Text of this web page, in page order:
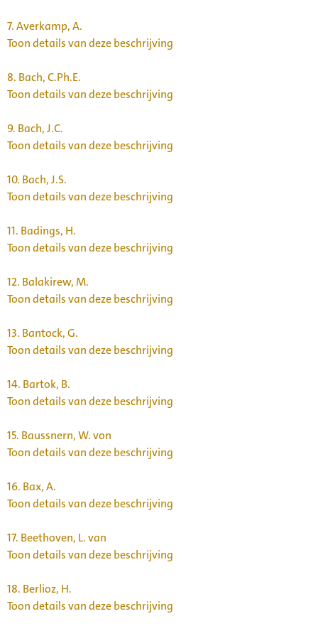
7.Averkamp, A.
Toon details van deze beschrijving
8. Bach, C.Ph.E.
Toon details van deze beschrijving
9. Bach, J.C.
Toon details van deze beschrijving
10. Bach, J.S.
Toon details van deze beschrijving
11. Badings, H.
Toon details van deze beschrijving
12. Balakirew, M.
Toon details van deze beschrijving
13. Bantock, G.
Toon details van deze beschrijving
14. Bartok, B.
Toon details van deze beschrijving
15. Baussnern, W. von
Toon details van deze beschrijving
16. Bax, A.
Toon details van deze beschrijving
17. Beethoven, L. van
Toon details van deze beschrijving
18. Berlioz, H.
Toon details van deze beschrijving